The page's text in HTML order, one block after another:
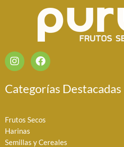
I
n
s
t
a
r
a
m
F
a
c
e
b
k
Categorías Destacadas
Frutos Secos
Harinas
Semillas y Cereales